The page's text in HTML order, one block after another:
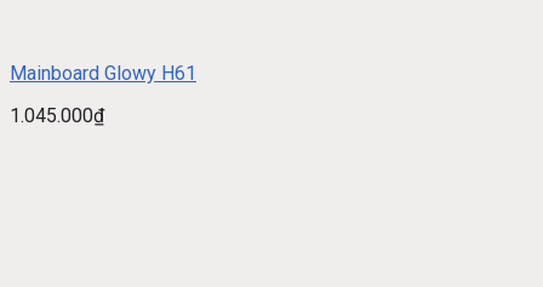
Mainboard Glowy H61
1.045.000₫